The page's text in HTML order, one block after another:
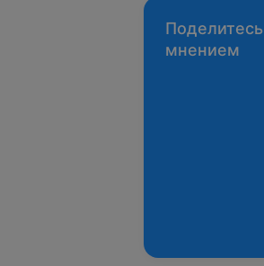
Поделитесь
мнением